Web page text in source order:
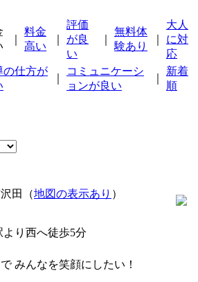
料金
高い
評価
が良
い
無料体
験あり
大人
に対
応
の仕方が
コミュニケーシ
ョンが良い
新着
順
田（地図の表示あり ）
り西へ徒歩5分
みんなを笑顔にしたい！